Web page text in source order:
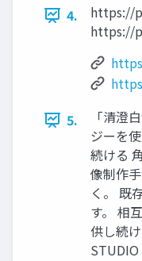
4.
https://
https://
5.
「清澄
ジーを
続ける
像制作
く。 既
す。 相
供し続
STUDIO